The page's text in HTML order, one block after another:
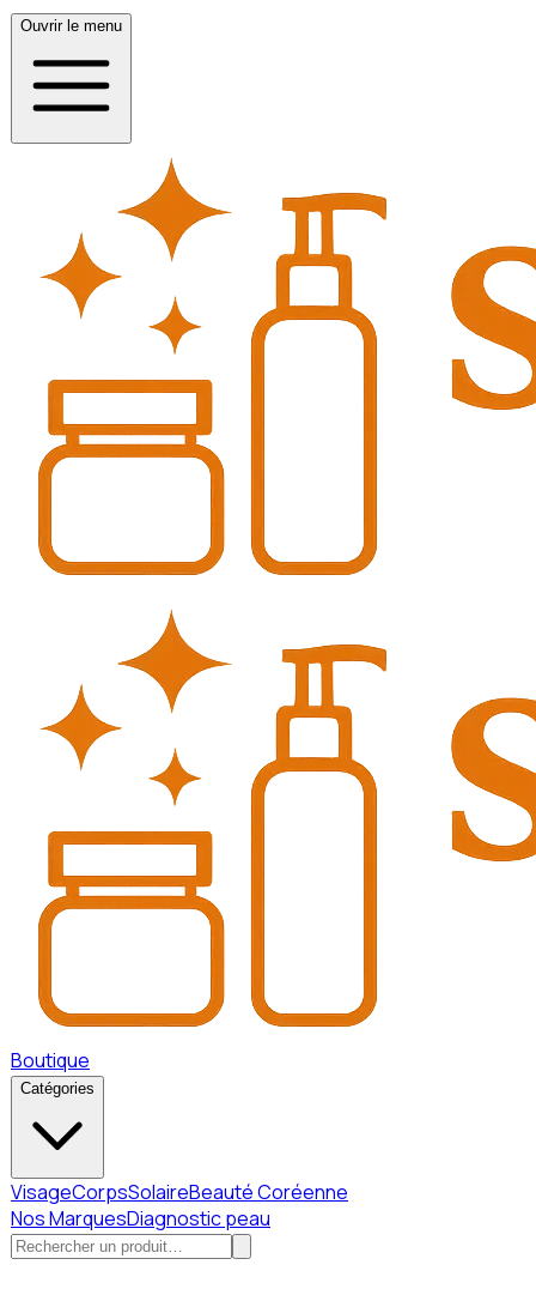
Ouvrir le menu
Boutique
Catégories
VisageCorpsSolaireBeauté Coréenne
Nos MarquesDiagnostic peau